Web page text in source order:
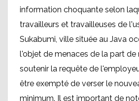
information choquante selon
travailleurs et travailleuses de
Sukabumi, ville située au Java
l'objet de menaces de la part de
soutenir la requête de
être exempté de verser le
minimum. Il est important de